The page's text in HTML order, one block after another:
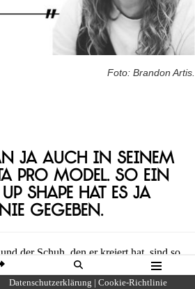
SUCHE MENÜ
Foto: Brandon Artis.
ja auch in seinem
Pro Model. So ein
Shape hat es ja
gegeben.
der Schuh, den er kreiert hat, sind so
alle anderen Pros machen. Er ist
Datenschutzerklärung | Cookie-Richtlinie